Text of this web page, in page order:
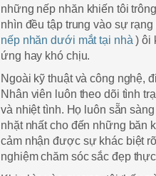
những nếp nhăn khiến tôi
nhìn đều tập trung vào sự
nếp nhăn dưới mắt tại nhà ) ôi
ứng hay khó chịu.
Ngoài kỹ thuật và công nghệ,
Nhân viên luôn theo dõi tình
và nhiệt tình. Họ luôn sẵn
nhặt nhất cho đến những băn
cảm nhận được sự khác biệt
nghiệm chăm sóc sắc đẹp